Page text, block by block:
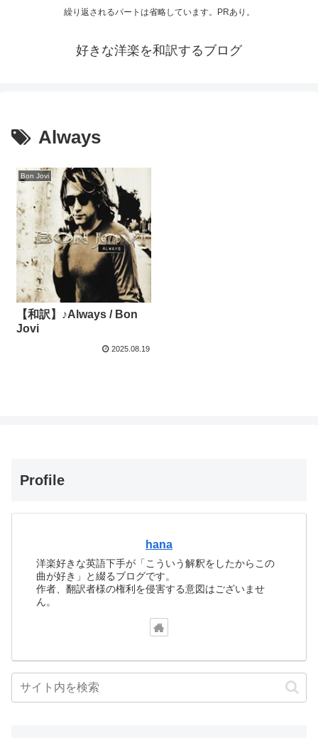
繰り返されるパートは省略しています。PRあり。
好きな洋楽を和訳するブログ
Always
Bon Jovi
【和訳】♪Always / Bon
Jovi
2025.08.19
Profile
hana
洋楽好きな英語下手が「こういう解釈をしたからこの
曲が好き」と綴るブログです。
作者、翻訳者様の権利を侵害する意図はございませ
ん。